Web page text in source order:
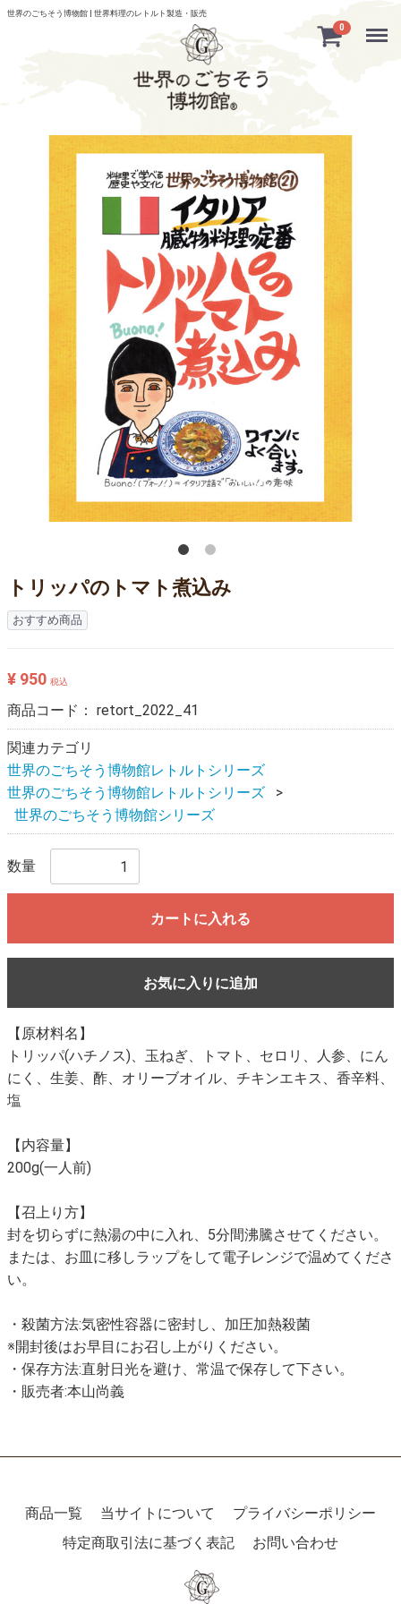
世界のごちそう博物館 | 世界料理のレトルト製造・販売
0 Menu
トリッパのトマト煮込み
おすすめ商品
¥ 950 税込
商品コード： retort_2022_41
関連カテゴリ
世界のごちそう博物館レトルトシリーズ
世界のごちそう博物館レトルトシリーズ
世界のごちそう博物館シリーズ
数量
カートに入れる
お気に入りに追加
【原材料名】
トリッパ(ハチノス)、玉ねぎ、トマト、セロリ、人参、にん
にく、生姜、酢、オリーブオイル、チキンエキス、香辛料、
塩
【内容量】
200g(一人前)
【召上り方】
封を切らずに熱湯の中に入れ、5分間沸騰させてください。
または、お皿に移しラップをして電子レンジで温めてくださ
い。
・殺菌方法:気密性容器に密封し、加圧加熱殺菌
※開封後はお早目にお召し上がりください。
・保存方法:直射日光を避け、常温で保存して下さい。
・販売者:本山尚義
商品一覧 当サイトについて
プライバシーポリシー
特定商取引法に基づく表記
お問い合わせ